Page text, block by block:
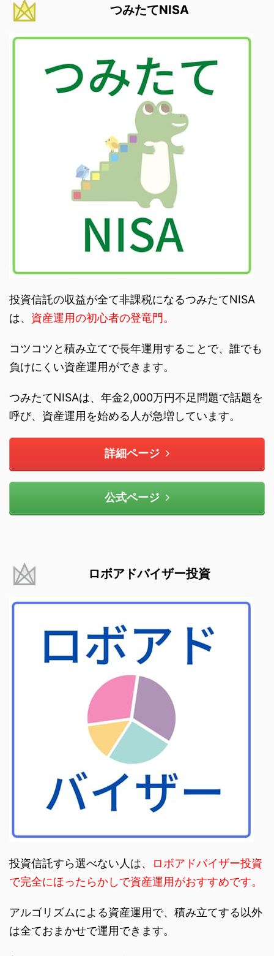
イデコの掛け金は国民年
金基金と合算です。 国
民年金基金は会社員の確
ものですので、まずは ...
つみたてNISA
投資信託の収益が全て非課税になるつみたてNISA
は、 資産運用の初心者の登竜門。
コツコツと積み立てで長年運用することで、誰でも
負けにくい資産運用ができます。
つみたてNISAは、年金2,000万円不足問題で話題を
呼び、資産運用を始める人が急増しています。
詳細ページ
公式ページ
ロボアドバイザー投資
投資信託すら選べない人は、
ロボアドバイザー投資
で完全にほったらかしで資産運用がおすすめです。
アルゴリズムによる資産運用で、積み立てする以外
は全ておまかせで運用できます。